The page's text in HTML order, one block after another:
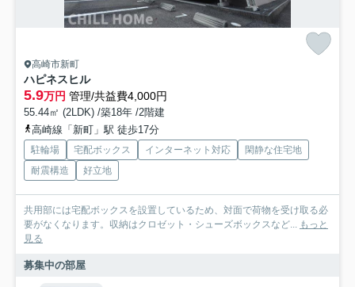
高崎市新町
ハピネスヒル
5.9万円 管理/共益費4,000円
55.44㎡ (2LDK) /築18年 /2階建
高崎線「新町」駅 徒歩17分
駐輪場 宅配ボックス インターネット対応
閑静な住宅地
耐震構造
好立地
共用部には宅配ボックスを設置しているため、対面で荷物を受け取る必
要がなくなります。収納はクロゼット・シューズボックスなど...
もっと
見る
募集中の部屋